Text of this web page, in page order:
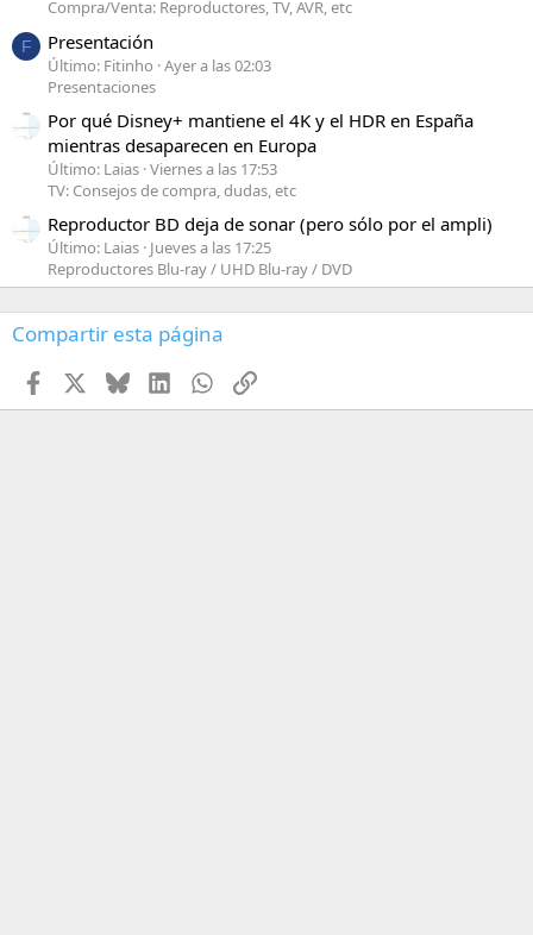
Compra/Venta: Reproductores, TV, AVR, etc
F Presentación
Último: Fitinho Ayer a las 02:03
Presentaciones
Por qué Disney+ mantiene el 4K y el HDR en España
mientras desaparecen en Europa
Último: Laias Viernes a las 17:53
TV: Consejos de compra, dudas, etc
Reproductor BD deja de sonar (pero sólo por el ampli)
Último: Laias Jueves a las 17:25
Reproductores Blu-ray / UHD Blu-ray / DVD
Compartir esta página
Facebook BlueskyLinkedInWhatsApp
Enlace